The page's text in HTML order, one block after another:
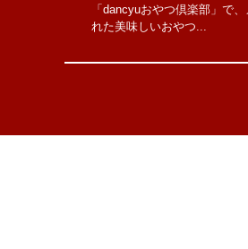
「dancyuおやつ倶楽部」で
れた美味しいおやつ...